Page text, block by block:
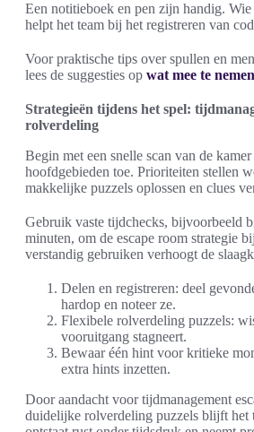
Een notitieboek en pen zijn handig.
helpt het team bij het registreren van
Voor praktische tips over spullen en
lees de suggesties op wat mee te nemen
Strategieën tijdens het spel:
rolverdeling
Begin met een snelle scan van de
hoofdgebieden toe. Prioriteiten stellen
makkelijke puzzels oplossen en clues
Gebruik vaste tijdchecks, bijvoorbeeld
minuten, om de escape room strategie
verstandig gebruiken verhoogt de
Delen en registreren: deel
hardop en noteer ze.
Flexibele rolverdeling puzzels:
vooruitgang stagneert.
Bewaar één hint voor kritieke
extra hints inzetten.
Door aandacht voor tijdmanagement
duidelijke rolverdeling puzzels blijft het